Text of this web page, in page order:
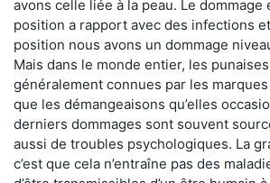
avons celle liée à la peau. Le dommage
position a rapport avec des infections
position nous avons un dommage
Mais dans le monde entier, les
généralement connues par les
que les démangeaisons qu’elles
derniers dommages sont souvent
aussi de troubles psychologiques. La
c’est que cela n’entraîne pas des